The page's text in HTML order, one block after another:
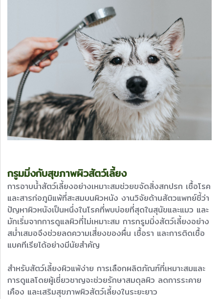
กรูมมิ่งกับสุขภาพผิวสัตว์เลี้ยง
การอาบน้ำสัตว์เลี้ยงอย่างเหมาะสมช่วยขจัดสิ่งสกปรก เชื้อโรค
และสารก่อภูมิแพ้ที่สะสมบนผิวหนัง งานวิจัยด้านสัตวแพทย์ชี้ว่า
ปัญหาผิวหนังเป็นหนึ่งในโรคที่พบบ่อยที่สุดในสุนัขและแมว และ
มักเริ่มจากการดูแลผิวที่ไม่เหมาะสม การกรูมมิ่งสัตว์เลี้ยงอย่าง
สม่ำเสมอจึงช่วยลดความเสี่ยงของผื่น เชื้อรา และการติดเชื้อ
แบคทีเรียได้อย่างมีนัยสำคัญ
สำหรับสัตว์เลี้ยงผิวแพ้ง่าย การเลือกผลิตภัณฑ์ที่เหมาะสมและ
การดูแลโดยผู้เชี่ยวชาญจะช่วยรักษาสมดุลผิว ลดการระคาย
เคือง และเสริมสุขภาพผิวสัตว์เลี้ยงในระยะยาว